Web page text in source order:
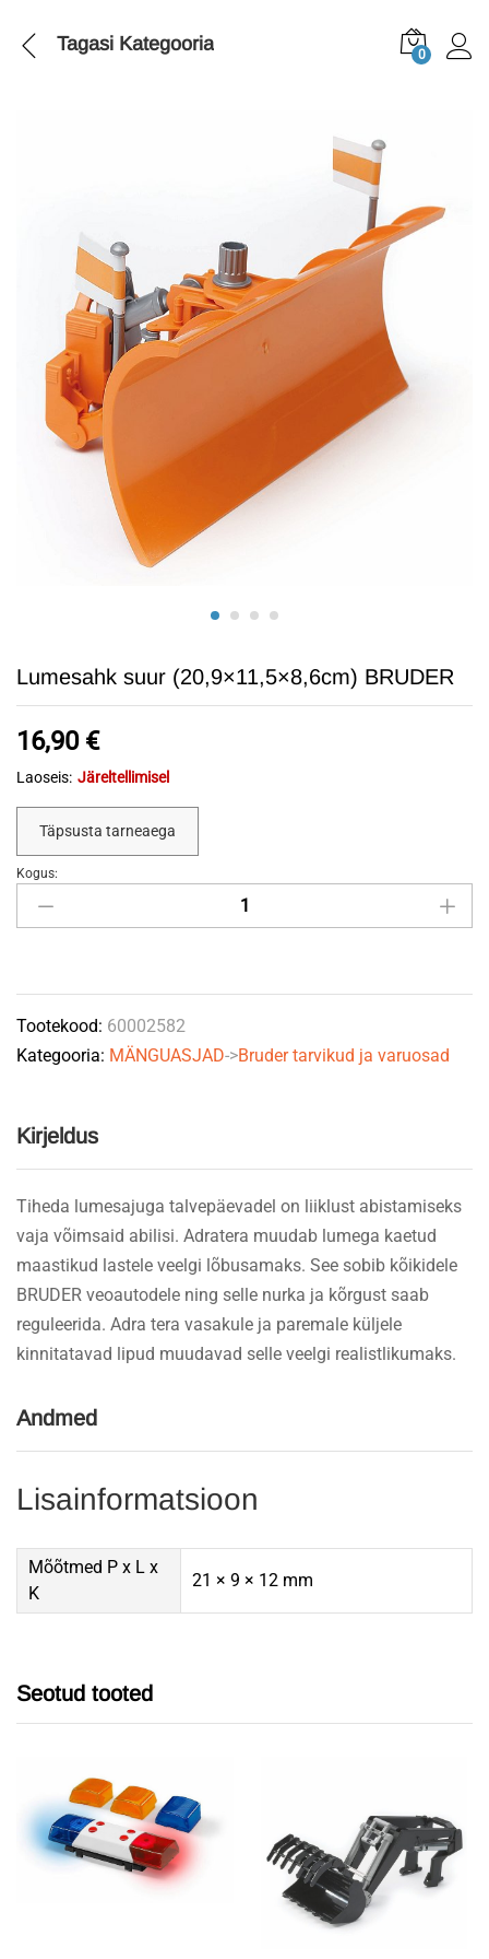
Tagasi Kategooria 0
Lumesahk suur (20,9×11,5×8,6cm) BRUDER
16,90 €
Laoseis: Järeltellimisel
Täpsusta tarneaega
Lumesahk
suur
quantity
Kogus:
Tootekood: 60002582
Kategooria: MÄNGUASJAD->Bruder tarvikud ja varuosad
Kirjeldus
Tiheda lumesajuga talvepäevadel on liiklust abistamiseks
vaja võimsaid abilisi. Adratera muudab lumega kaetud
maastikud lastele veelgi lõbusamaks. See sobib kõikidele
BRUDER veoautodele ning selle nurka ja kõrgust saab
reguleerida. Adra tera vasakule ja paremale küljele
kinnitatavad lipud muudavad selle veelgi realistlikumaks.
Andmed
Lisainformatsioon
Mõõtmed P x L x
K
21 × 9 × 12 mm
Seotud tooted